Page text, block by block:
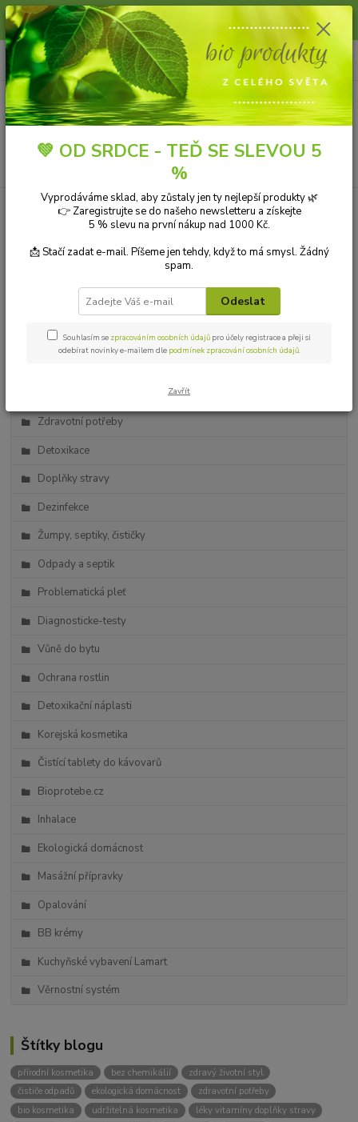
Slunce, koupání a horko dávají vlasům zabrat. Dopřejte jim šetrnou péči s
přírodní vlasovou kosmetikou.
Menu
CZK
+420 606 912 887
9-18:00 hod.
0 ks
za 0,00 Kč
Kategorie blogu
Přírodní kosmetika
Přírodní aromaterapie
Bio drogerie
Zdravotní potřeby
Detoxikace
Doplňky stravy
Dezinfekce
Žumpy, septiky, čističky
Odpady a septik
Problematická pleť
Diagnosticke-testy
Vůně do bytu
Ochrana rostlin
Detoxikační náplasti
Korejská kosmetika
Čistící tablety do kávovarů
Bioprotebe.cz
Inhalace
Ekologická domácnost
Masážní přípravky
Opalování
BB krémy
Kuchyňské vybavení Lamart
Věrnostní systém
Štítky blogu
přírodní kosmetika bez chemikálií
zdravý životní styl
čističe odpadů
ekologická domácnost
zdravotní potřeby
bio kosmetika
udržitelná kosmetika
léky vitamíny doplňky stravy
💚 OD SRDCE - TEĎ SE SLEVOU 5
%
Vyprodáváme sklad, aby zůstaly jen ty nejlepší produkty 🌿
👉 Zaregistrujte se do našeho newsletteru a získejte
5 % slevu na první nákup nad 1000 Kč.
📩 Stačí zadat e-mail. Píšeme jen tehdy, když to má smysl. Žádný
spam.
Odeslat
Souhlasím se zpracováním osobních údajů pro účely registrace a přeji si
odebírat novinky e-mailem dle podmínek zpracování osobních údajů.
Zavřít